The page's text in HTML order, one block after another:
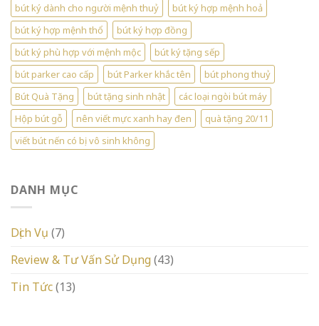
bút ký dành cho người mệnh thuỷ
bút ký hợp mệnh hoả
bút ký hợp mệnh thổ
bút ký hợp đồng
bút ký phù hợp với mệnh mộc
bút ký tặng sếp
bút parker cao cấp
bút Parker khắc tên
bút phong thuỷ
Bút Quà Tặng
bút tặng sinh nhật
các loại ngòi bút máy
Hộp bút gỗ
nên viết mực xanh hay đen
quà tặng 20/11
viết bút nến có bị vô sinh không
DANH MỤC
Dịch Vụ (7)
Review & Tư Vấn Sử Dụng(43)
Tin Tức(13)